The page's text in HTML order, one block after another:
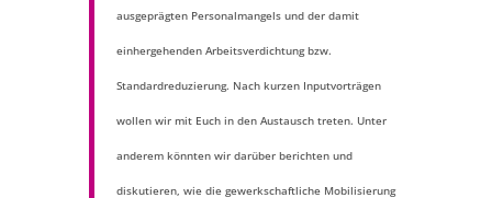
ausgeprägten Personalmangels und der damit
einhergehenden Arbeitsverdichtung bzw.
Standardreduzierung. Nach kurzen Inputvorträgen
wollen wir mit Euch in den Austausch treten. Unter
anderem könnten wir darüber berichten und
diskutieren, wie die gewerkschaftliche Mobilisierung